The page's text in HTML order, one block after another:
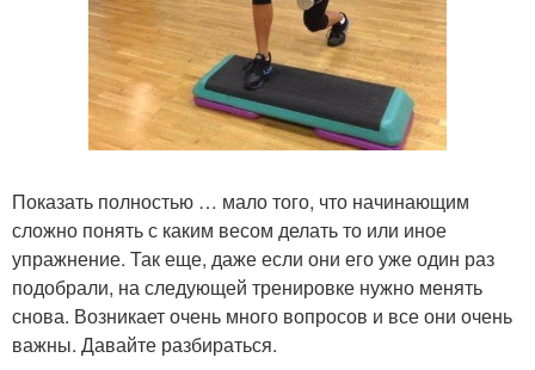
Показать полностью … мало того, что начинающим
сложно понять с каким весом делать то или иное
упражнение. Так еще, даже если они его уже один раз
подобрали, на следующей тренировке нужно менять
снова. Возникает очень много вопросов и все они очень
важны. Давайте разбираться.